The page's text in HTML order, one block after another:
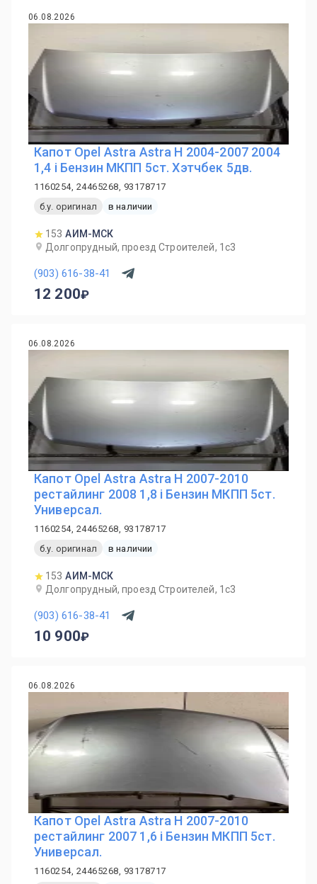
06.08.2026
Капот Opel Astra Astra H 2004-2007 2004
1,4 i Бензин МКПП 5ст. Хэтчбек 5дв.
1160254, 24465268, 93178717
б.у. оригинал
в наличии
153 АИМ-МСК
Долгопрудный, проезд Строителей, 1с3
(903) 616-38-41
12 200
06.08.2026
Капот Opel Astra Astra H 2007-2010
рестайлинг 2008 1,8 i Бензин МКПП 5ст.
Универсал.
1160254, 24465268, 93178717
б.у. оригинал
в наличии
153 АИМ-МСК
Долгопрудный, проезд Строителей, 1с3
(903) 616-38-41
10 900
06.08.2026
Капот Opel Astra Astra H 2007-2010
рестайлинг 2007 1,6 i Бензин МКПП 5ст.
Универсал.
1160254, 24465268, 93178717